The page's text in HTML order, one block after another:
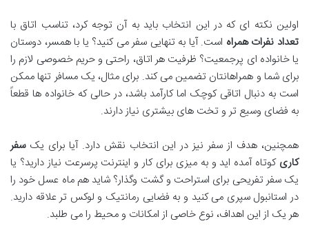
اولین نکته ای که در این انتخاب باید به آن توجه کرد، تناسب اتاق با
تعداد نفرات همراه است. آیا به تنهایی سفر می کنید؟ یا با همسر، دوستان
یا خانواده ای پرجمعیت؟ ظرفیت هر اتاق، راحتی و حریم خصوصی لازم را
برای شما و همراهانتان تضمین می کند. برای مثال، یک مسافر تنها ممکن
است به دنبال اتاقی کوچک اما کارآمد باشد، در حالی که خانواده ها قطعاً
به فضای وسیع تر و تخت های بیشتری نیاز دارند.
همچنین، هدف از سفر نیز در این انتخاب نقش دارد. آیا برای یکسفر
کاری کوتاه آمده اید و به میزی برای کار و اینترنت پرسرعت نیاز دارید؟ یا
یک سفر تفریحی برای استراحت و گشت وگذار؟ شاید هم ماه عسل خود را
در استانبول سپری می کنید و به فضایی رمانتیک و لوکس تر علاقه دارید.
هر یک از این اهداف، نوع خاصی از امکانات و محیط را می طلبد.